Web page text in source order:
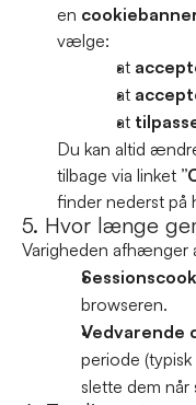
en
vælge:
at
at
at
Du kan altid
tilbage via linket
finder nederst på
5. Hvor længe
Varigheden afhænger
browseren.
Vedvarende
periode
slette dem når